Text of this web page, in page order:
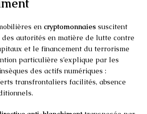
en cryptomonnaies suscitent
des autorités en matière de lutte contre
et le financement du terrorisme
particulière s’explique par les
des actifs numériques :
transfrontaliers facilités, absence